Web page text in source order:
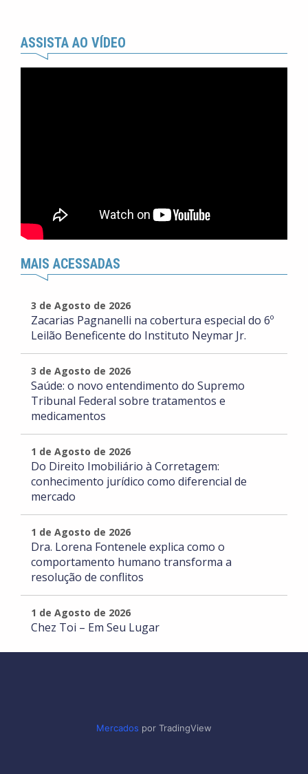
ASSISTA AO VÍDEO
MAIS ACESSADAS
3 de Agosto de 2026
Zacarias Pagnanelli na cobertura especial do 6º
Leilão Beneficente do Instituto Neymar Jr.
3 de Agosto de 2026
Saúde: o novo entendimento do Supremo
Tribunal Federal sobre tratamentos e
medicamentos
1 de Agosto de 2026
Do Direito Imobiliário à Corretagem:
conhecimento jurídico como diferencial de
mercado
1 de Agosto de 2026
Dra. Lorena Fontenele explica como o
comportamento humano transforma a
resolução de conflitos
1 de Agosto de 2026
Chez Toi – Em Seu Lugar
Mercados por TradingView